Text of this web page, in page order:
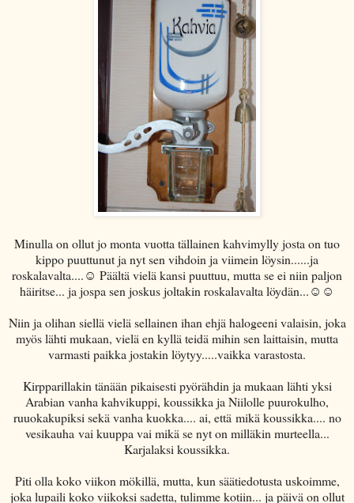
Minulla on ollut jo monta vuotta tällainen kahvimylly josta on tuo
kippo puuttunut ja nyt sen vihdoin ja viimein löysin......ja
roskalavalta....☺ Päältä vielä kansi puuttuu, mutta se ei niin paljon
häiritse... ja jospa sen joskus joltakin roskalavalta löydän...☺☺
Niin ja olihan siellä vielä sellainen ihan ehjä halogeeni valaisin, joka
myös lähti mukaan, vielä en kyllä teidä mihin sen laittaisin, mutta
varmasti paikka jostakin löytyy.....vaikka varastosta.
Kirpparillakin tänään pikaisesti pyörähdin ja mukaan lähti yksi
Arabian vanha kahvikuppi, koussikka ja Niilolle puurokulho,
ruuokakupiksi sekä vanha kuokka.... ai, että mikä koussikka.... no
vesikauha vai kuuppa vai mikä se nyt on milläkin murteella...
Karjalaksi koussikka.
Piti olla koko viikon mökillä, mutta, kun säätiedotusta uskoimme,
joka lupaili koko viikoksi sadetta, tulimme kotiin... ja päivä on ollut